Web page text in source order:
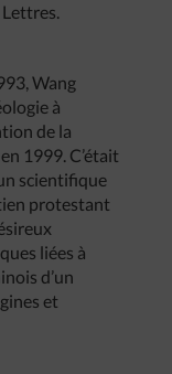
Wang
à
de la
1999. C’était
scientifique
protestant
liées à
d’un
et